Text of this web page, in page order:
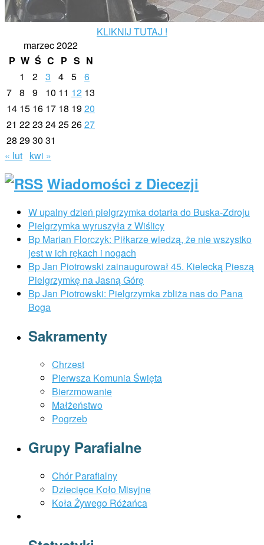
KLIKNIJ TUTAJ !
marzec 2022
P W Ś C P S N
1
2 3 4 5 6
7 8 9 10 11 12 13
14 15 16 17 18 1920
21 2223 24252627
28 2930 31
« lut kwi »
Wiadomości z Diecezji
W upalny dzień pielgrzymka dotarła do Buska-Zdroju
Pielgrzymka wyruszyła z Wiślicy
Bp Marian Florczyk: Piłkarze wiedzą, że nie wszystko
jest w ich rękach i nogach
Bp Jan Piotrowski zainaugurował 45. Kielecką Pieszą
Pielgrzymkę na Jasną Górę
Bp Jan Piotrowski: Pielgrzymka zbliża nas do Pana
Boga
Sakramenty
Chrzest
Pierwsza Komunia Święta
Bierzmowanie
Małżeństwo
Pogrzeb
Grupy Parafialne
Chór Parafialny
Dziecięce Koło Misyjne
Koła Żywego Różańca